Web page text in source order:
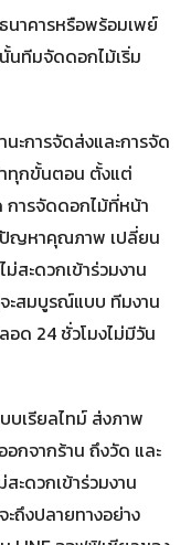
นาคารหรือพร้อมเพย์
นทีมจัดดอกไม้เริ่ม
ะการจัดส่งและการจัด
ทุกขั้นตอน ตั้งแต่
การจัดดอกไม้ที่หน้า
ปัญหาคุณภาพ เปลี่ยน
สะดวกเข้าร่วมงาน
ะสมบูรณ์แบบ ทีมงาน
ด 24 ชั่วโมงไม่มีวัน
บเรียลไทม์ ส่งภาพ
กจากร้าน ถึงวัด และ
ะดวกเข้าร่วมงาน
ะถึงปลายทางอย่าง